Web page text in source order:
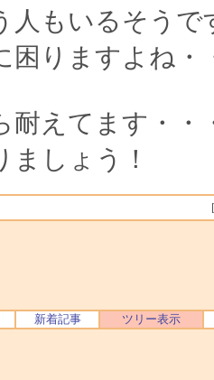
人もいるそうで
困りますよね・
耐えてます・・
ましょう！
新着記事 ツリー表示